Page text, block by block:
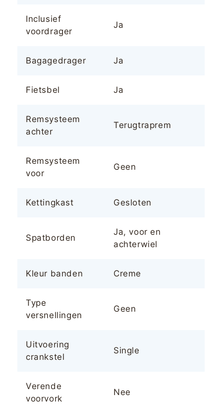
Inclusief
voordrager
Ja
Bagagedrager Ja
Fietsbel Ja
Remsysteem
achter
Terugtraprem
Remsysteem
voor
Geen
Kettingkast Gesloten
Spatborden
Ja, voor en
achterwiel
Kleur banden Creme
Type
versnellingen
Geen
Uitvoering
crankstel
Single
Verende
voorvork
Nee